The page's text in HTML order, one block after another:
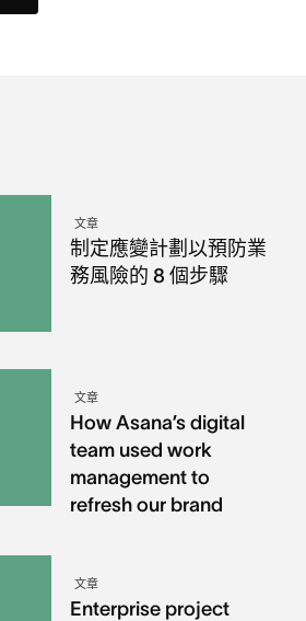
文章
制定應變計劃以預防業
務風險的 8 個步驟
文章
How Asana’s digital
team used work
management to
refresh our brand
文章
Enterprise project